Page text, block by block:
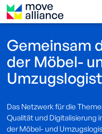
Gemeinsam
der Möbel-
Das Netzwerk für die
Qualität und Digitalisierung
der Möbel- und